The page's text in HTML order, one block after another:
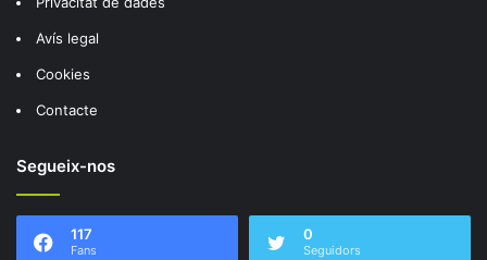
Avís legal
Cookies
Contacte
Segueix-nos
117
Fans
0
Seguidors